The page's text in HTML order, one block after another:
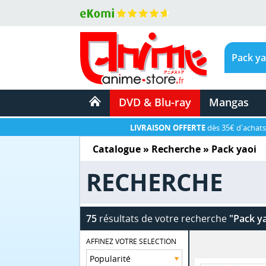
DVD & Blu-ray Mangas
LIVRAISON OFFERTEdès 35€
Catalogue» Recherche » Pack yaoi
RECHERCHE
75résultats de votre recherche "Pack
AFFINEZ VOTRE SELECTION